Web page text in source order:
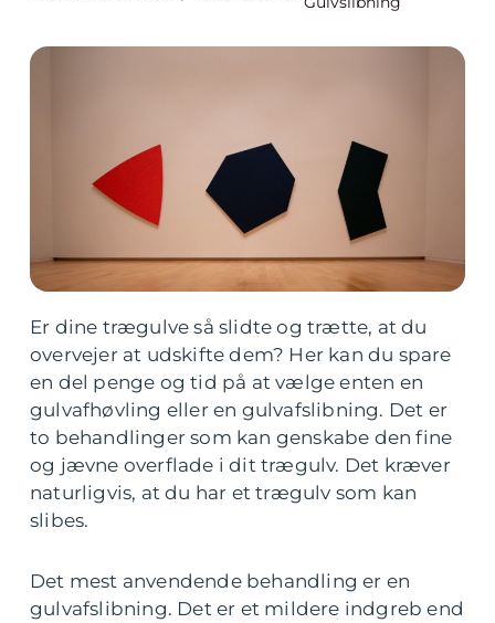
Er dine trægulve så slidte og trætte, at du
overvejer at udskifte dem? Her kan du spare
en del penge og tid på at vælge enten en
gulvafhøvling eller en gulvafslibning. Det er
to behandlinger som kan genskabe den fine
og jævne overflade i dit trægulv. Det kræver
naturligvis, at du har et trægulv som kan
slibes.
Det mest anvendende behandling er en
gulvafslibning. Det er et mildere indgreb end